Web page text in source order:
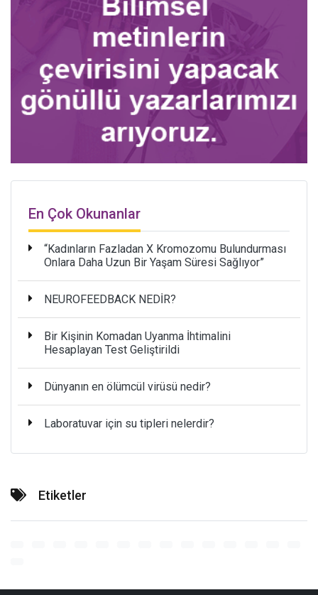
En Çok Okunanlar
“Kadınların Fazladan X Kromozomu Bulundurması
Onlara Daha Uzun Bir Yaşam Süresi Sağlıyor”
NEUROFEEDBACK NEDİR?
Bir Kişinin Komadan Uyanma İhtimalini
Hesaplayan Test Geliştirildi
Dünyanın en ölümcül virüsü nedir?
Laboratuvar için su tipleri nelerdir?
Etiketler